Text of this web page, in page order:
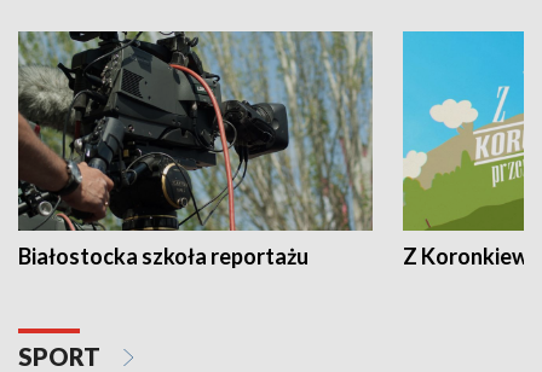
Białostocka szkoła reportażu Z
SPORT